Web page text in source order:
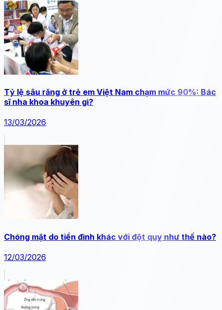
Tỷ lệ sâu răng ở trẻ em Việt Nam chạm mức 90%: Bác
sĩ nha khoa khuyên gì?
13/03/2026
Chóng mặt do tiền đình khác với đột quỵ như thế nào?
12/03/2026